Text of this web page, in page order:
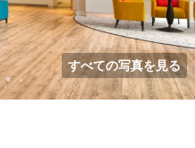
すべての写真を見る